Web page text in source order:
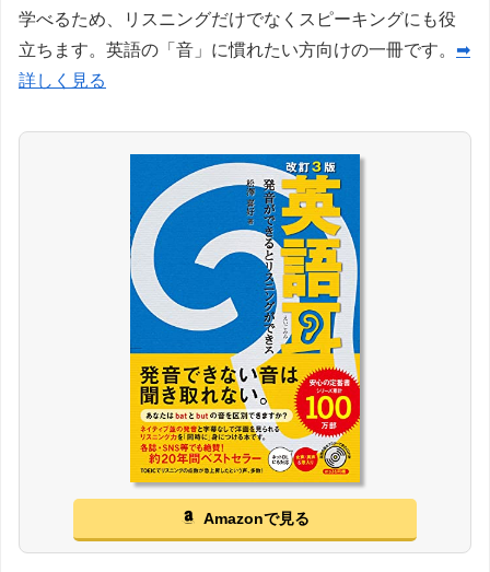
学べるため、リスニングだけでなくスピーキングにも役
立ちます。英語の「音」に慣れたい方向けの一冊です。 ➡
詳しく見る
Amazonで見る